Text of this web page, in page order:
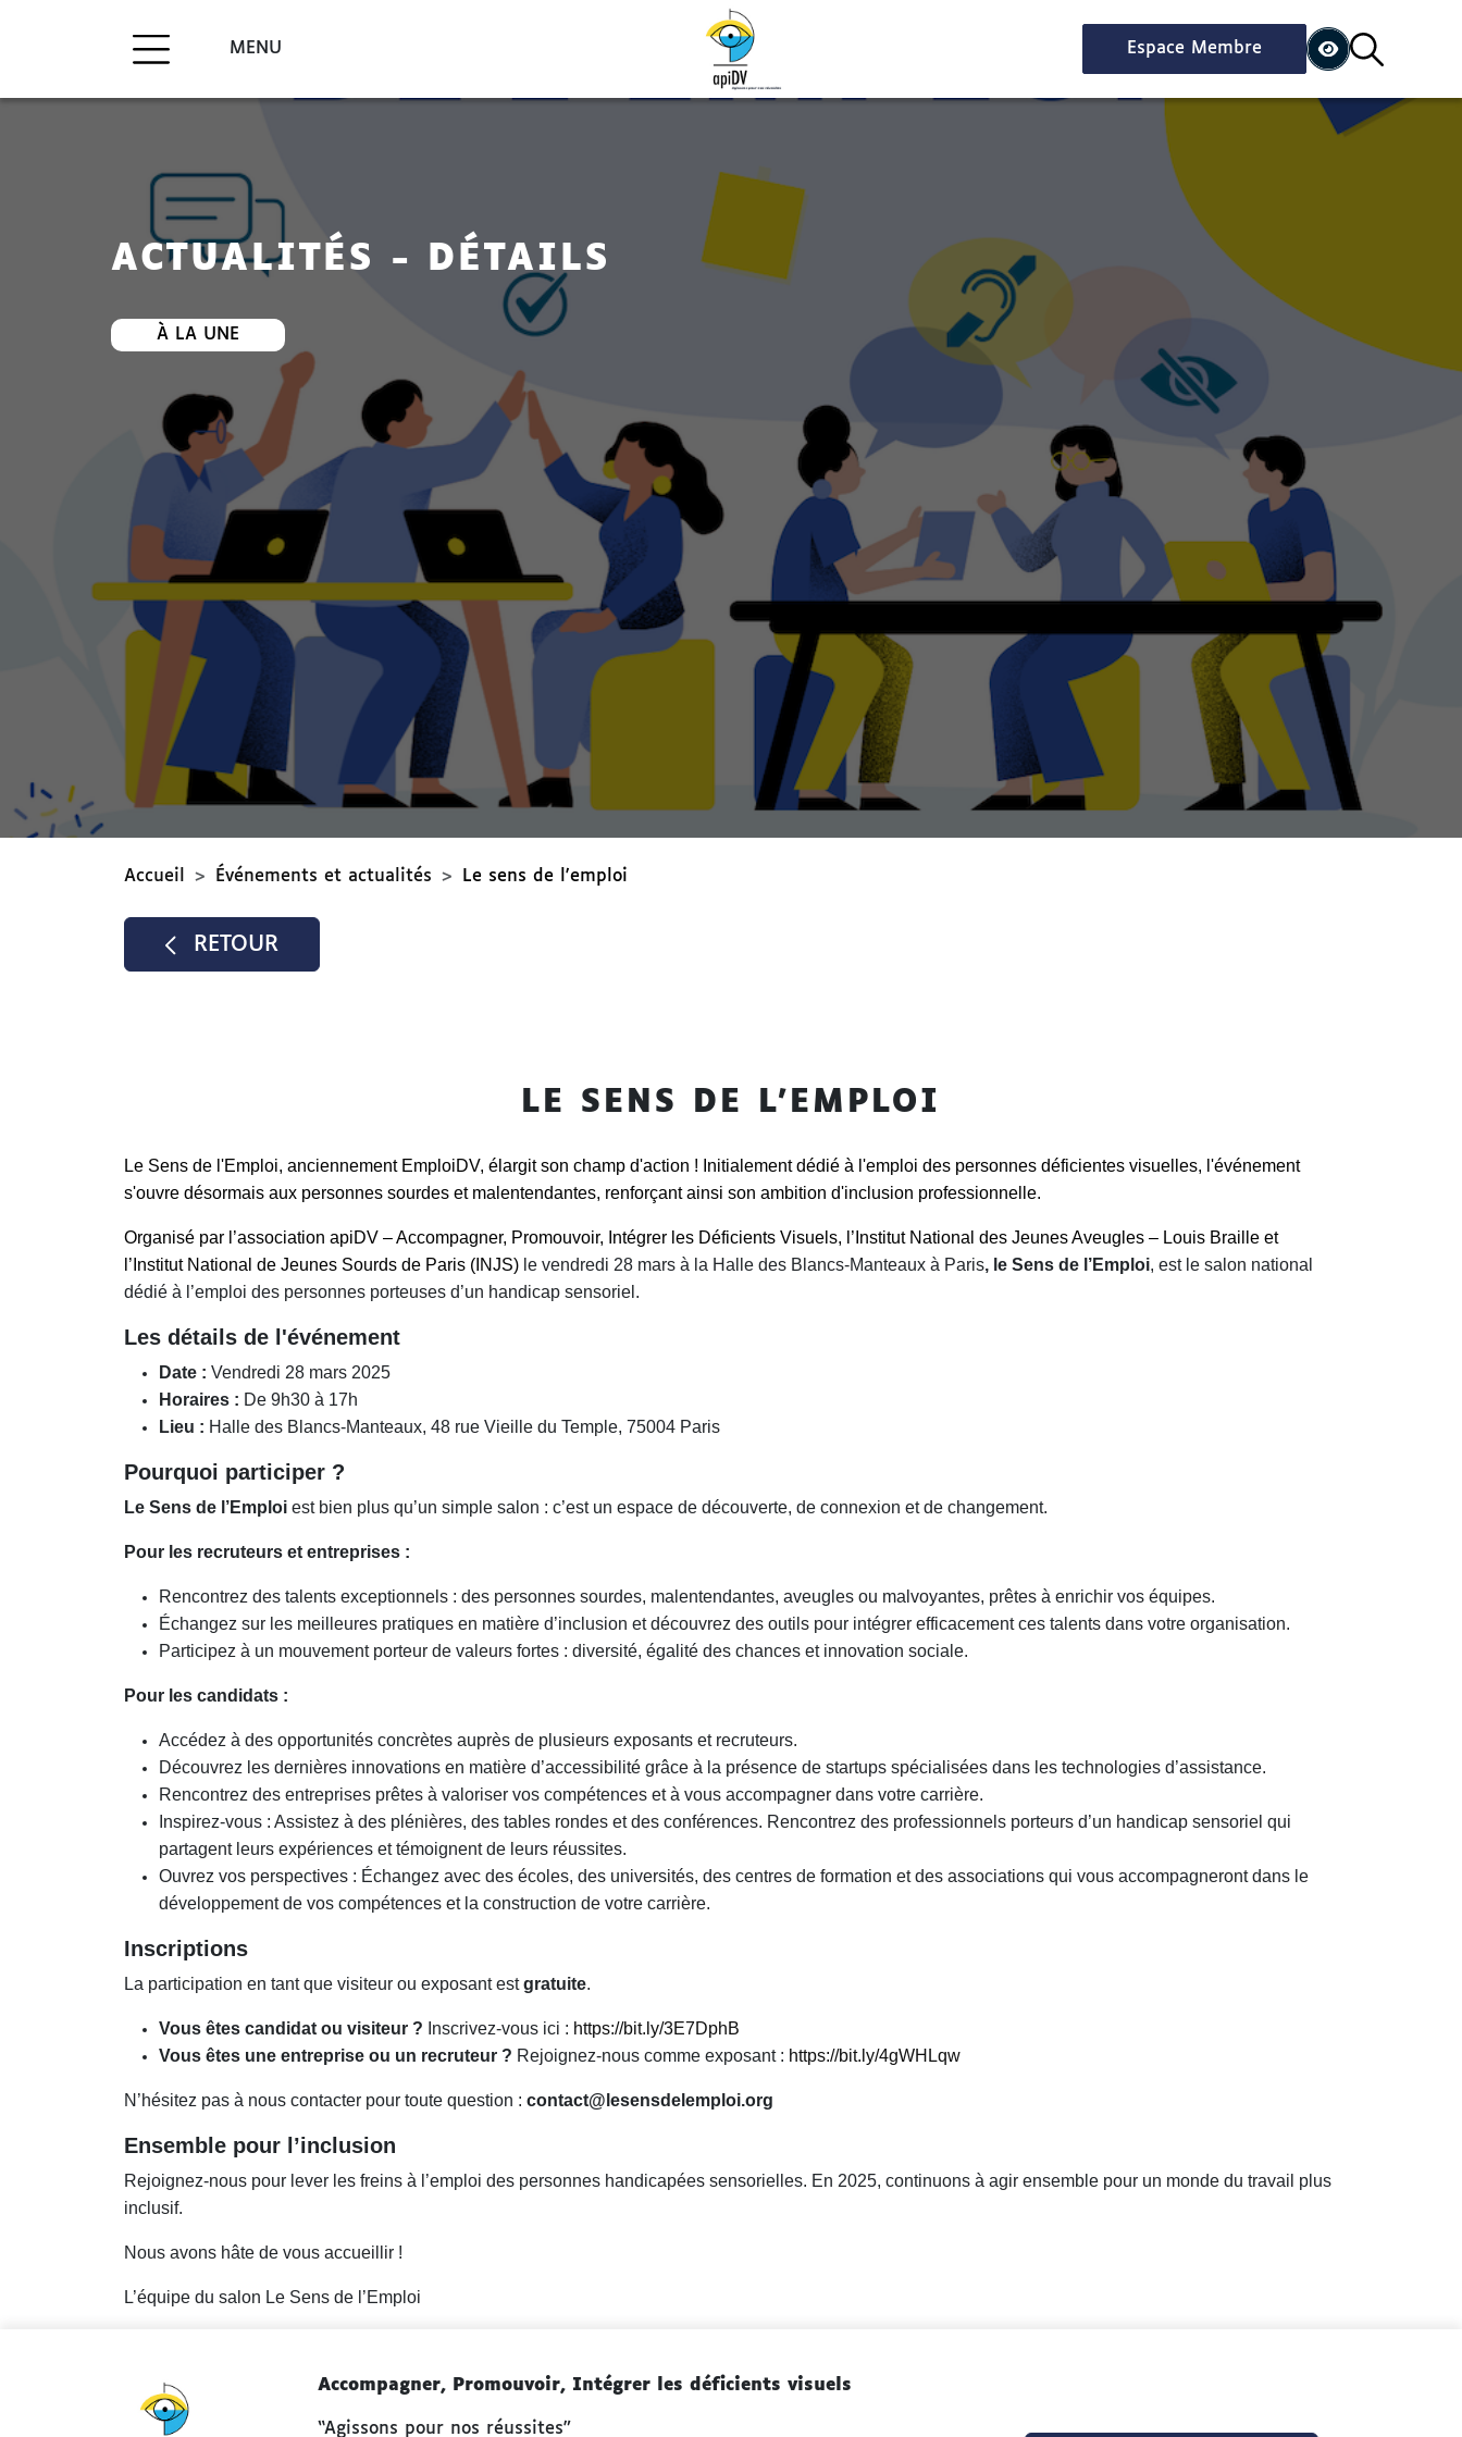
MENU Espace Membre
ACTUALITÉS - DÉTAILS
À LA UNE
Accueil Événements et actualités Le sens de l'emploi
RETOUR
LE SENS DE L'EMPLOI
Le Sens de l'Emploi, anciennement EmploiDV, élargit son champ d'action ! Initialement dédié à l'emploi des personnes déficientes visuelles, l'événement
s'ouvre désormais aux personnes sourdes et malentendantes, renforçant ainsi son ambition d'inclusion professionnelle.
Organisé par l’association apiDV – Accompagner, Promouvoir, Intégrer les Déficients Visuels, l’Institut National des Jeunes Aveugles – Louis Braille et
l’Institut National de Jeunes Sourds de Paris (INJS) le vendredi 28 mars à la Halle des Blancs-Manteaux à Paris, le Sens de l’Emploi, est le salon national
dédié à l’emploi des personnes porteuses d’un handicap sensoriel.
Les détails de l'événement
Date : Vendredi 28 mars 2025
Horaires : De 9h30 à 17h
Lieu : Halle des Blancs-Manteaux, 48 rue Vieille du Temple, 75004 Paris
Pourquoi participer ?
Le Sens de l’Emploi est bien plus qu’un simple salon : c’est un espace de découverte, de connexion et de changement.
Pour les recruteurs et entreprises :
Rencontrez des talents exceptionnels : des personnes sourdes, malentendantes, aveugles ou malvoyantes, prêtes à enrichir vos équipes.
Échangez sur les meilleures pratiques en matière d’inclusion et découvrez des outils pour intégrer efficacement ces talents dans votre organisation.
Participez à un mouvement porteur de valeurs fortes : diversité, égalité des chances et innovation sociale.
Pour les candidats :
Accédez à des opportunités concrètes auprès de plusieurs exposants et recruteurs.
Découvrez les dernières innovations en matière d’accessibilité grâce à la présence de startups spécialisées dans les technologies d’assistance.
Rencontrez des entreprises prêtes à valoriser vos compétences et à vous accompagner dans votre carrière.
Inspirez-vous : Assistez à des plénières, des tables rondes et des conférences. Rencontrez des professionnels porteurs d’un handicap sensoriel qui
partagent leurs expériences et témoignent de leurs réussites.
Ouvrez vos perspectives : Échangez avec des écoles, des universités, des centres de formation et des associations qui vous accompagneront dans le
développement de vos compétences et la construction de votre carrière.
Inscriptions
La participation en tant que visiteur ou exposant estgratuite.
Vous êtes candidat ou visiteur ? Inscrivez-vous ici : https://bit.ly/3E7DphB
Vous êtes une entreprise ou un recruteur ? Rejoignez-nous comme exposant : https://bit.ly/4gWHLqw
N’hésitez pas à nous contacter pour toute question : contact@lesensdelemploi.org
Ensemble pour l’inclusion
Rejoignez-nous pour lever les freins à l’emploi des personnes handicapées sensorielles. En 2025, continuons à agir ensemble pour un monde du travail plus
inclusif.
Nous avons hâte de vous accueillir !
L’équipe du salon Le Sens de l’Emploi
Accompagner, Promouvoir, Intégrer les déficients visuels
“Agissons pour nos réussites”